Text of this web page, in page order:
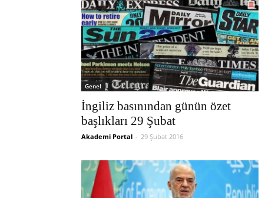
Genel
İngiliz basınından günün özet
başlıkları 29 Şubat
Akademi Portal - 29 Şubat 2016